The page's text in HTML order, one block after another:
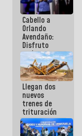
Cabello a
Orlando
Avendaño:
Disfruto
cada vez
que escribes
porque lo
que haces
es
embarrarla
Llegan dos
nuevos
trenes de
trituración
para
optimizar